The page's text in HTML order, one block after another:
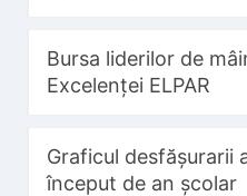
Bursa liderilor de
Excelenței ELPAR
Graficul desfășurarii
început de an școlar